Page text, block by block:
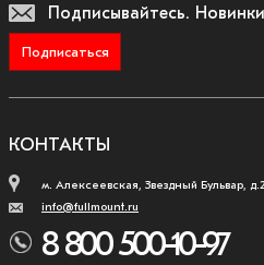
Подписывайтесь.
Подписаться
КОНТАКТЫ
м. Алексеевская, Звездный Бульвар,
info@fullmount.ru
8 800 500-10-97